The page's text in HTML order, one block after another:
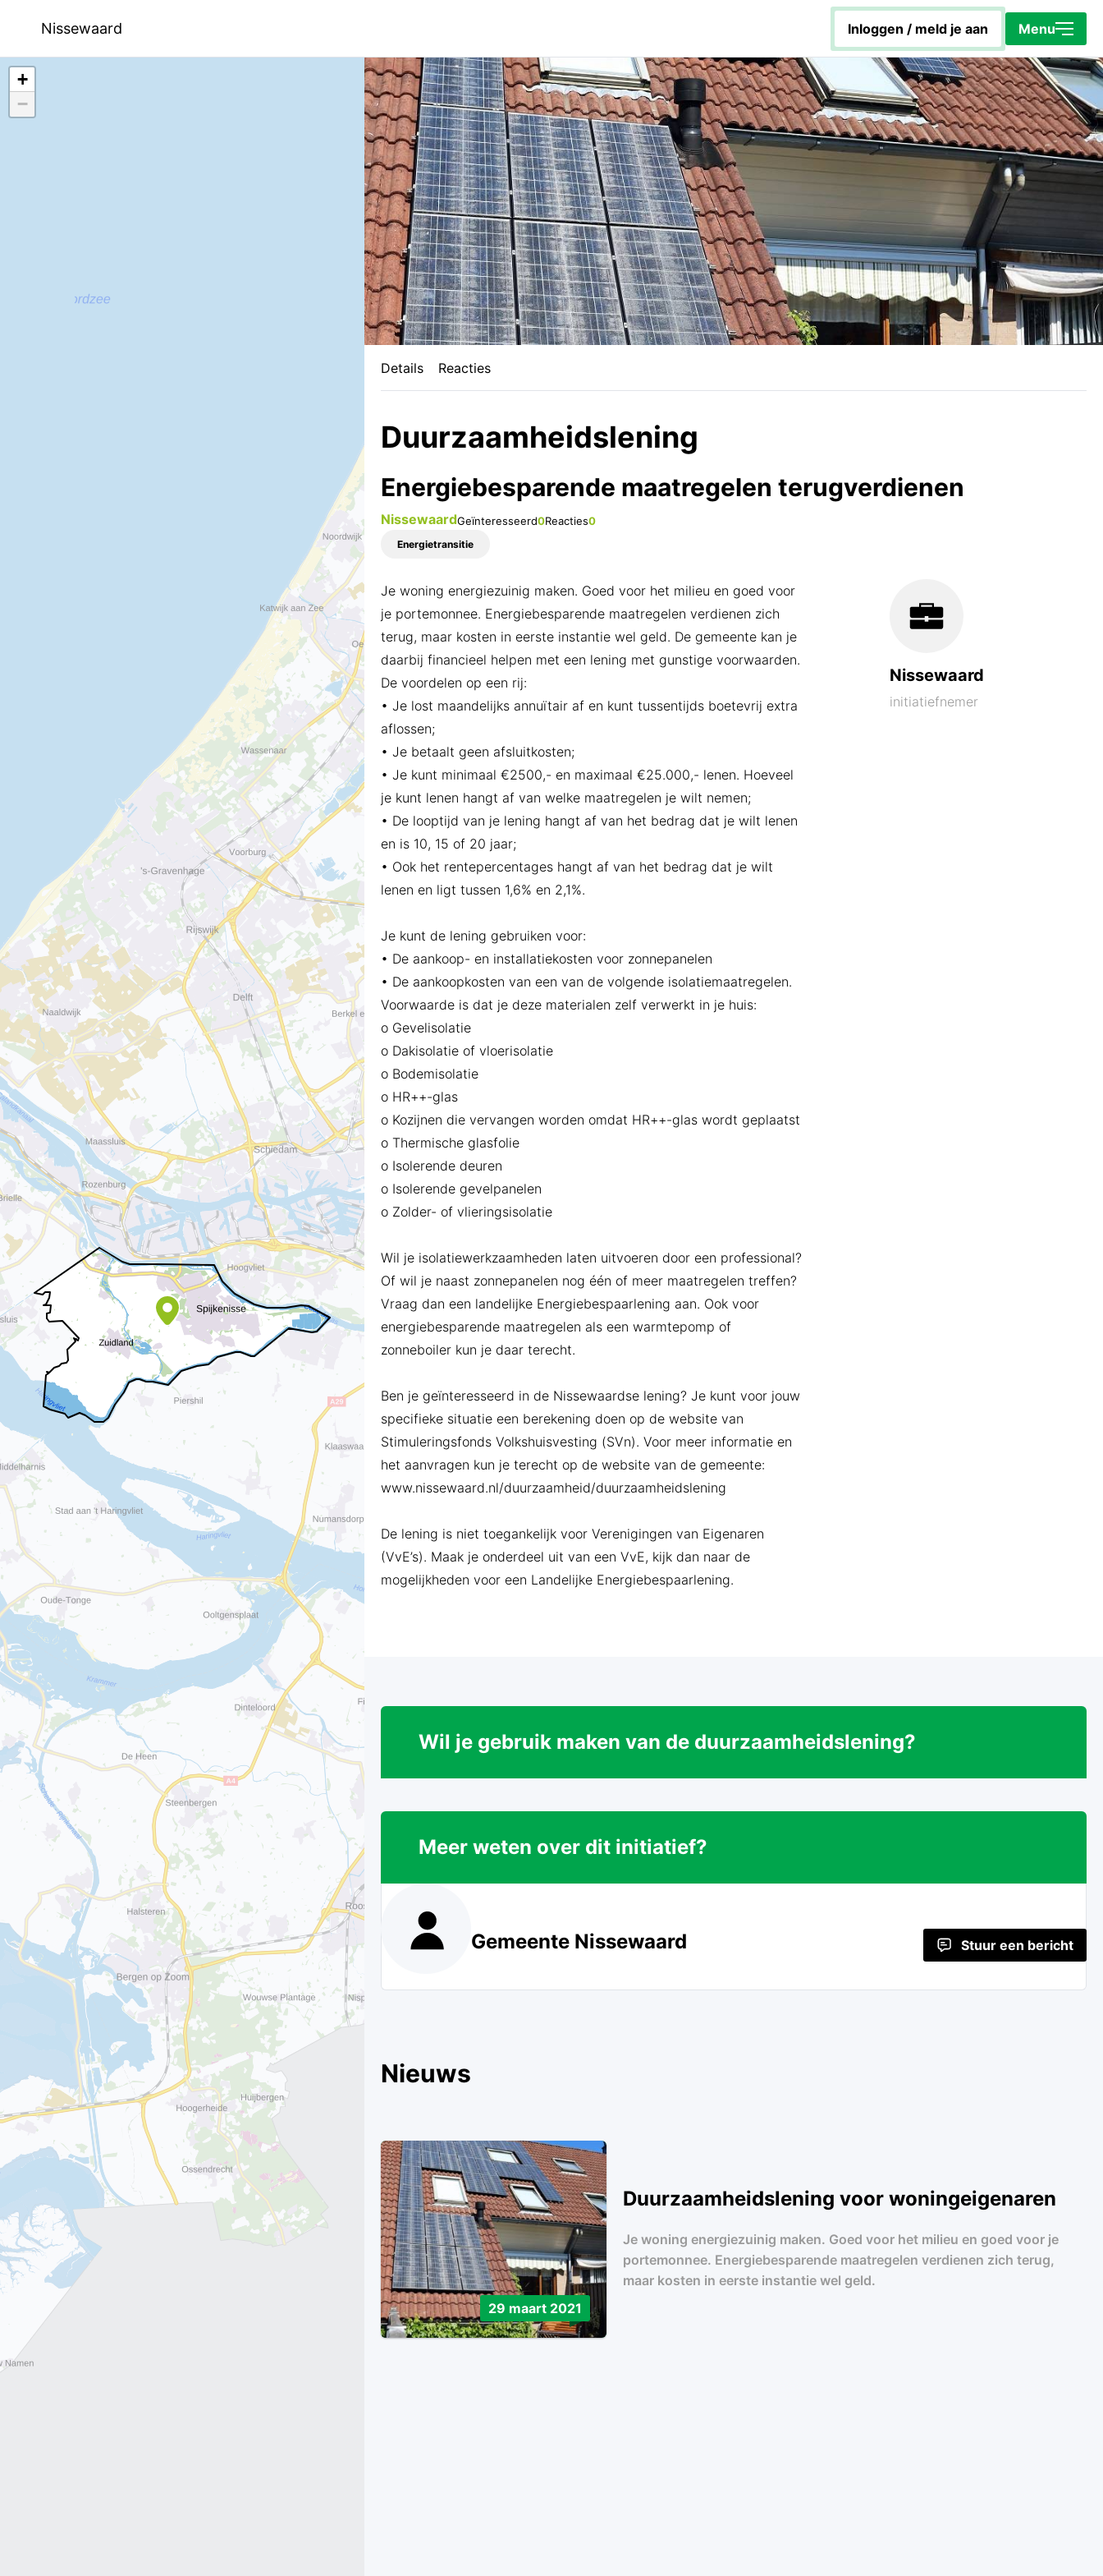
Sluiten
Home
Energiecoach Rob
Hoe werkt het platform?
KapotIsNietOp
Toolbox
Nissewaard inloggen / meld je aan Menu
+
−
Details Reacties
Duurzaamheidslening
Energiebesparende maatregelen terugverdienen
NissewaardGeïnteresseerd0Reacties0
Energietransitie
Je woning energiezuinig maken. Goed voor het milieu en goed voor
je portemonnee. Energiebesparende maatregelen verdienen zich
terug, maar kosten in eerste instantie wel geld. De gemeente kan je
daarbij financieel helpen met een lening met gunstige voorwaarden.
De voordelen op een rij:
• Je lost maandelijks annuïtair af en kunt tussentijds boetevrij extra
aflossen;
• Je betaalt geen afsluitkosten;
• Je kunt minimaal €2500,- en maximaal €25.000,- lenen. Hoeveel
je kunt lenen hangt af van welke maatregelen je wilt nemen;
• De looptijd van je lening hangt af van het bedrag dat je wilt lenen
en is 10, 15 of 20 jaar;
• Ook het rentepercentages hangt af van het bedrag dat je wilt
lenen en ligt tussen 1,6% en 2,1%.
Je kunt de lening gebruiken voor:
• De aankoop- en installatiekosten voor zonnepanelen
• De aankoopkosten van een van de volgende isolatiemaatregelen.
Voorwaarde is dat je deze materialen zelf verwerkt in je huis:
o Gevelisolatie
o Dakisolatie of vloerisolatie
o Bodemisolatie
o HR++-glas
o Kozijnen die vervangen worden omdat HR++-glas wordt geplaatst
o Thermische glasfolie
o Isolerende deuren
o Isolerende gevelpanelen
o Zolder- of vlieringsisolatie
Wil je isolatiewerkzaamheden laten uitvoeren door een professional?
Of wil je naast zonnepanelen nog één of meer maatregelen treffen?
Vraag dan een landelijke Energiebespaarlening aan. Ook voor
energiebesparende maatregelen als een warmtepomp of
zonneboiler kun je daar terecht.
Ben je geïnteresseerd in de Nissewaardse lening? Je kunt voor jouw
specifieke situatie een berekening doen op de website van
Stimuleringsfonds Volkshuisvesting (SVn). Voor meer informatie en
het aanvragen kun je terecht op de website van de gemeente:
www.nissewaard.nl/duurzaamheid/duurzaamheidslening
De lening is niet toegankelijk voor Verenigingen van Eigenaren
(VvE’s). Maak je onderdeel uit van een VvE, kijk dan naar de
mogelijkheden voor een Landelijke Energiebespaarlening.
Nissewaard
initiatiefnemer
Wil je gebruik maken van de duurzaamheidslening?
Meer weten over dit initiatief?
Gemeente Nissewaard Stuur een bericht
Nieuws
29 maart 2021
Duurzaamheidslening voor woningeigenaren
Je woning energiezuinig maken. Goed voor het milieu en goed voor je
portemonnee. Energiebesparende maatregelen verdienen zich terug,
maar kosten in eerste instantie wel geld.